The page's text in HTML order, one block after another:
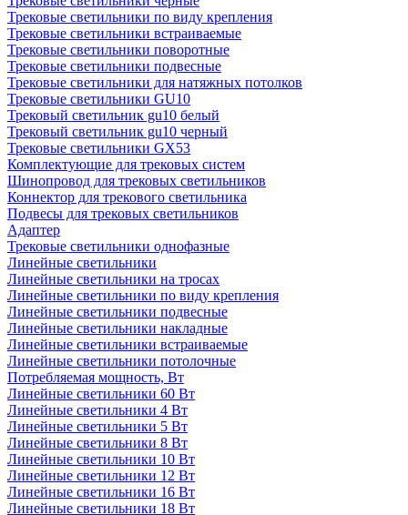
Трековые светильники по виду крепления
Трековые светильники встраиваемые
Трековые светильники поворотные
Трековые светильники подвесные
Трековые светильники для натяжных потолков
Трековые светильники GU10
Трековый светильник gu10 белый
Трековый светильник gu10 черный
Трековые светильники GX53
Комплектующие для трековых систем
Шинопровод для трековых светильников
Коннектор для трекового светильника
Подвесы для трековых светильников
Адаптер
Трековые светильники однофазные
Линейные светильники
Линейные светильники на тросах
Линейные светильники по виду крепления
Линейные светильники подвесные
Линейные светильники накладные
Линейные светильники встраиваемые
Линейные светильники потолочные
Потребляемая мощность, Вт
Линейные светильники 60 Вт
Линейные светильники 4 Вт
Линейные светильники 5 Вт
Линейные светильники 8 Вт
Линейные светильники 10 Вт
Линейные светильники 12 Вт
Линейные светильники 16 Вт
Линейные светильники 18 Вт